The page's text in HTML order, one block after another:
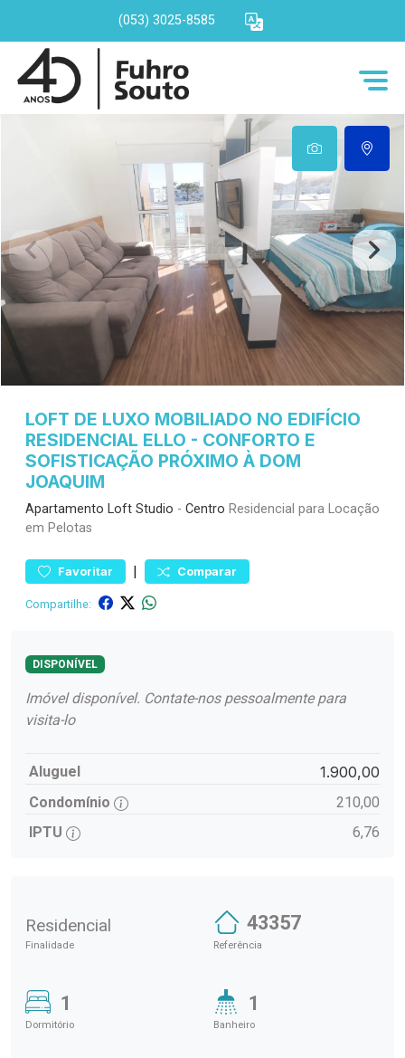
(053) 3025-8585
LOFT DE LUXO MOBILIADO NO EDIFÍCIO
RESIDENCIAL ELLO - CONFORTO E
SOFISTICAÇÃO PRÓXIMO À DOM
JOAQUIM
Apartamento Loft Studio - Centro Residencial para Locação
em Pelotas
Favoritar | Comparar
Compartilhe:
DISPONÍVEL
Imóvel disponível. Contate-nos pessoalmente para
visita-lo
Aluguel 1.900,00
Condomínio
210,00
IPTU
6,76
Residencial
Finalidade
43357
Referência
1
Dormitório
1
Banheiro